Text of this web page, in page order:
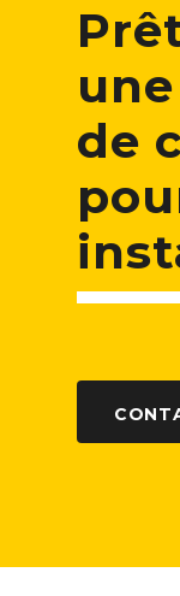
de